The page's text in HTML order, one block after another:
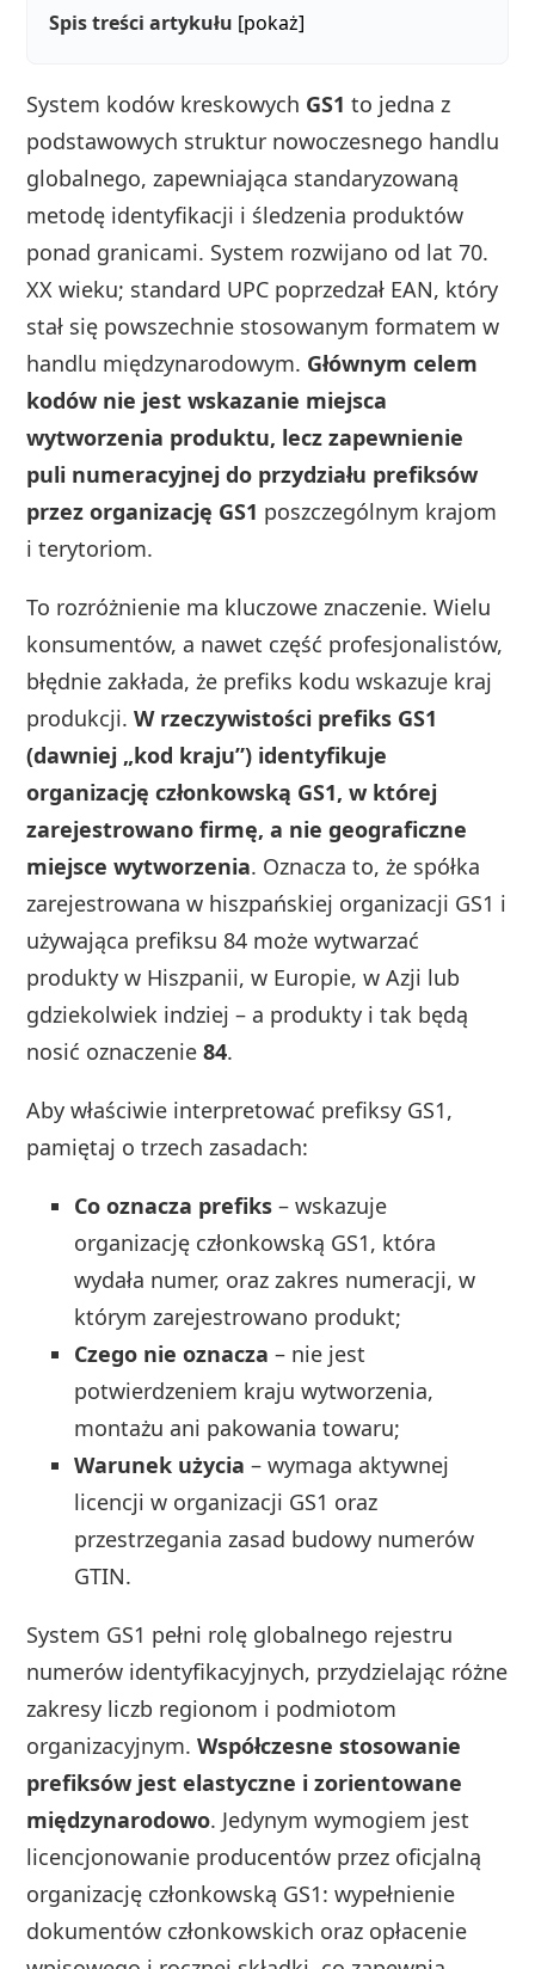
Spis treści artykułu [pokaż]
System kodów kreskowych GS1 to jedna z
podstawowych struktur nowoczesnego handlu
globalnego, zapewniająca standaryzowaną
metodę identyfikacji i śledzenia produktów
ponad granicami. System rozwijano od lat 70.
XX wieku; standard UPC poprzedzał EAN, który
stał się powszechnie stosowanym formatem w
handlu międzynarodowym. Głównym celem
kodów nie jest wskazanie miejsca
wytworzenia produktu, lecz zapewnienie
puli numeracyjnej do przydziału prefiksów
przez organizację GS1 poszczególnym krajom
i terytoriom.
To rozróżnienie ma kluczowe znaczenie. Wielu
konsumentów, a nawet część profesjonalistów,
błędnie zakłada, że prefiks kodu wskazuje kraj
produkcji.W rzeczywistości prefiks GS1
(dawniej „kod kraju”) identyfikuje
organizację członkowską GS1, w której
zarejestrowano firmę, a nie geograficzne
miejsce wytworzenia. Oznacza to, że spółka
zarejestrowana w hiszpańskiej organizacji GS1 i
używająca prefiksu 84 może wytwarzać
produkty w Hiszpanii, w Europie, w Azji lub
gdziekolwiek indziej – a produkty i tak będą
nosić oznaczenie84.
Aby właściwie interpretować prefiksy GS1,
pamiętaj o trzech zasadach:
Co oznacza prefiks – wskazuje
organizację członkowską GS1, która
wydała numer, oraz zakres numeracji, w
którym zarejestrowano produkt;
Czego nie oznacza – nie jest
potwierdzeniem kraju wytworzenia,
montażu ani pakowania towaru;
Warunek użycia – wymaga aktywnej
licencji w organizacji GS1 oraz
przestrzegania zasad budowy numerów
GTIN.
System GS1 pełni rolę globalnego rejestru
numerów identyfikacyjnych, przydzielając różne
zakresy liczb regionom i podmiotom
organizacyjnym.Współczesne stosowanie
prefiksów jest elastyczne i zorientowane
międzynarodowo. Jedynym wymogiem jest
licencjonowanie producentów przez oficjalną
organizację członkowską GS1: wypełnienie
dokumentów członkowskich oraz opłacenie